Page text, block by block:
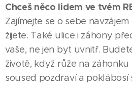
Chceš něco lidem ve tvém
Zajímejte se o sebe
žijete. Také ulice i záhony
vaše, ne jen byt uvnitř.
životě, když růže na
soused pozdraví a poklábosí
05.08.2026